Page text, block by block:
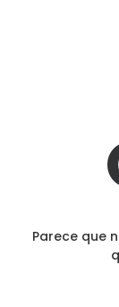
Parece que